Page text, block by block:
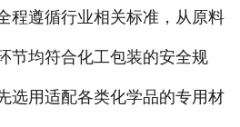
程遵循行业相关标准，从原料
节均符合化工包装的安全规
选用适配各类化学品的专用材